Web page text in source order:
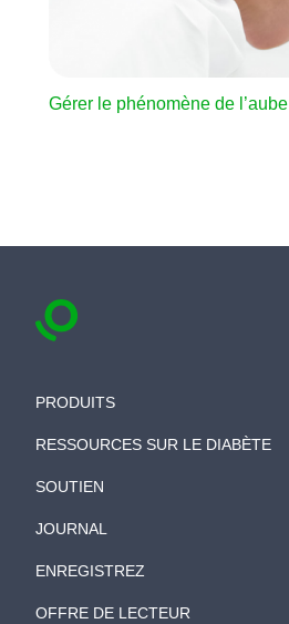
Gérer le phénomène de l’aube
PRODUITS
RESSOURCES SUR LE DIABÈTE
SOUTIEN
JOURNAL
ENREGISTREZ
OFFRE DE LECTEUR